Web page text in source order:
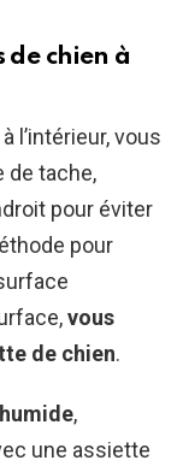
de chien à
l’intérieur, vous
de tache,
pour éviter
pour
vous
de chien.
,
une assiette